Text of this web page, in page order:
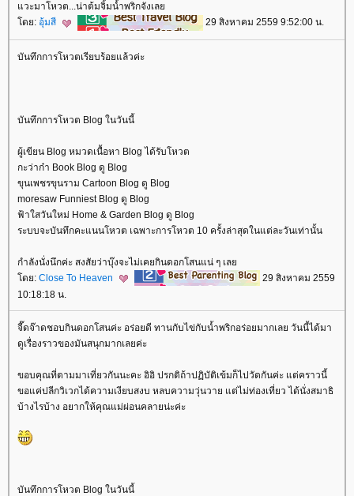
วะมาโหวต...น่าต้มจิ้มน้ำพริกจังเล
ดย: อุ้มสี 29 สิงหาคม 2559 9:52:00 น.
บันทึกการโหวตเรียบร้อยแล้วค่ะ
บันทึกการโหวต Blog ในวันนี้
ผู้เขียน Blog หมวดเนื้อหา Blog ได้รับโหวต
กะว่าก๋า Book Blog ดู Blog
ขุนเพชรขุนราม Cartoon Blog ดู Blog
moresaw Funniest Blog ดู Blog
ฟ้าใสวันใหม่ Home & Garden Blog ดู Blog
ระบบจะบันทึกคะแนนโหวต เฉพาะการโหวต 10 ครั้งล่าสุดในแต่ละวันเท่านั้น
กำลังนั่งนึกค่ะ สงสัยว่าบุ๊งจะไม่เคยกินดอกโสนแน่ ๆ เล
ดย: Close To Heaven
29 สิงหาคม 2559
10:18:18 น.
จี๊ดจ๊าดชอบกินดอกโสนค่ะ อร่อยดี ทานกับไข่กับน้ำพริกอร่อยมากเลย วันนี้ได้มา
ดูเรื่องราวของมันสนุกมากเลยค่ะ
ขอบคุณที่ตามมาเที่ยวกันนะคะ อิอิ ปรกติถ้าปฏิบัติเข้มก็ไปวัดกันค่ะ แต่คราวนี้
ขอแค่ปลีกวิเวกได้ความเงียบสงบ หลบความวุ่นวาย แต่ไม่ท่องเที่ยว ได้นั่งสมาธิ
บ้างไรบ้าง อยากให้คุณแม่ผ่อนคลายน่ะค่ะ
บันทึกการโหวต Blog ในวันนี้